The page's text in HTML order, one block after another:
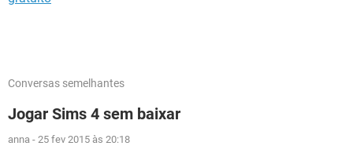
Conversas semelhantes
Jogar Sims 4 sem baixar
anna - 25 fev 2015 às 20:18